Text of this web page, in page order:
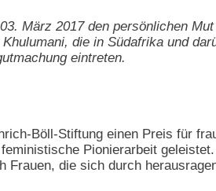
März 2017 den persönlichen
die in Südafrika und
eintreten.
Böll-Stiftung einen Preis für
Pionierarbeit
Frauen, die sich durch